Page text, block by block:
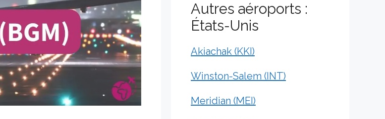
Autres aéroports :
États-Unis
Akiachak (KKI)
Winston-Salem (INT)
Meridian (MEI)